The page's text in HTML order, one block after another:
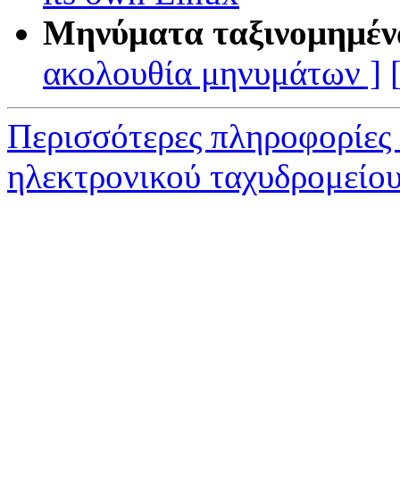
Μηνύματα
ακολουθία μηνυμάτων ]
Περισσότερες
ηλεκτρονικού